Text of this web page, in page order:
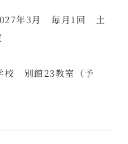
年3月 毎月1回 土
校 別館23教室（予